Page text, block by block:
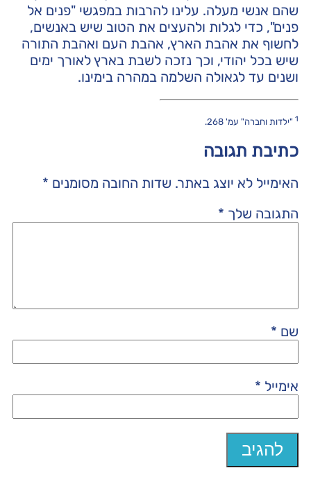
שהם אנשי מעלה. עלינו להרבות במפגשי "פנים אל
פנים", כדי לגלות ולהעצים את הטוב שיש באנשים,
לחשוף את אהבת הארץ, אהבת העם ואהבת התורה
שיש בכל יהודי, וכך נזכה לשבת בארץ לאורך ימים
ושנים עד לגאולה השלמה במהרה בימינו.
1 "ילדות וחברה" עמ' 268.
כתיבת תגובה
האימייל לא יוצג באתר. שדות החובה מסומנים *
התגובה שלך *
שם *
אימייל *